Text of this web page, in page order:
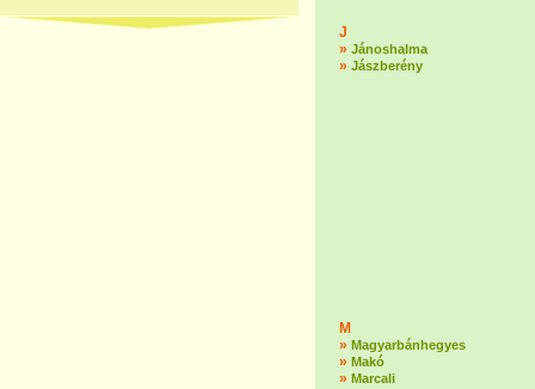
J
» Jánoshalma
» Jászberény
M
» Magyarbánhegyes
» Makó
» Marcali